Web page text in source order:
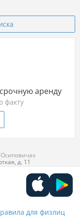
аренду
факту
д. 11
для физлиц